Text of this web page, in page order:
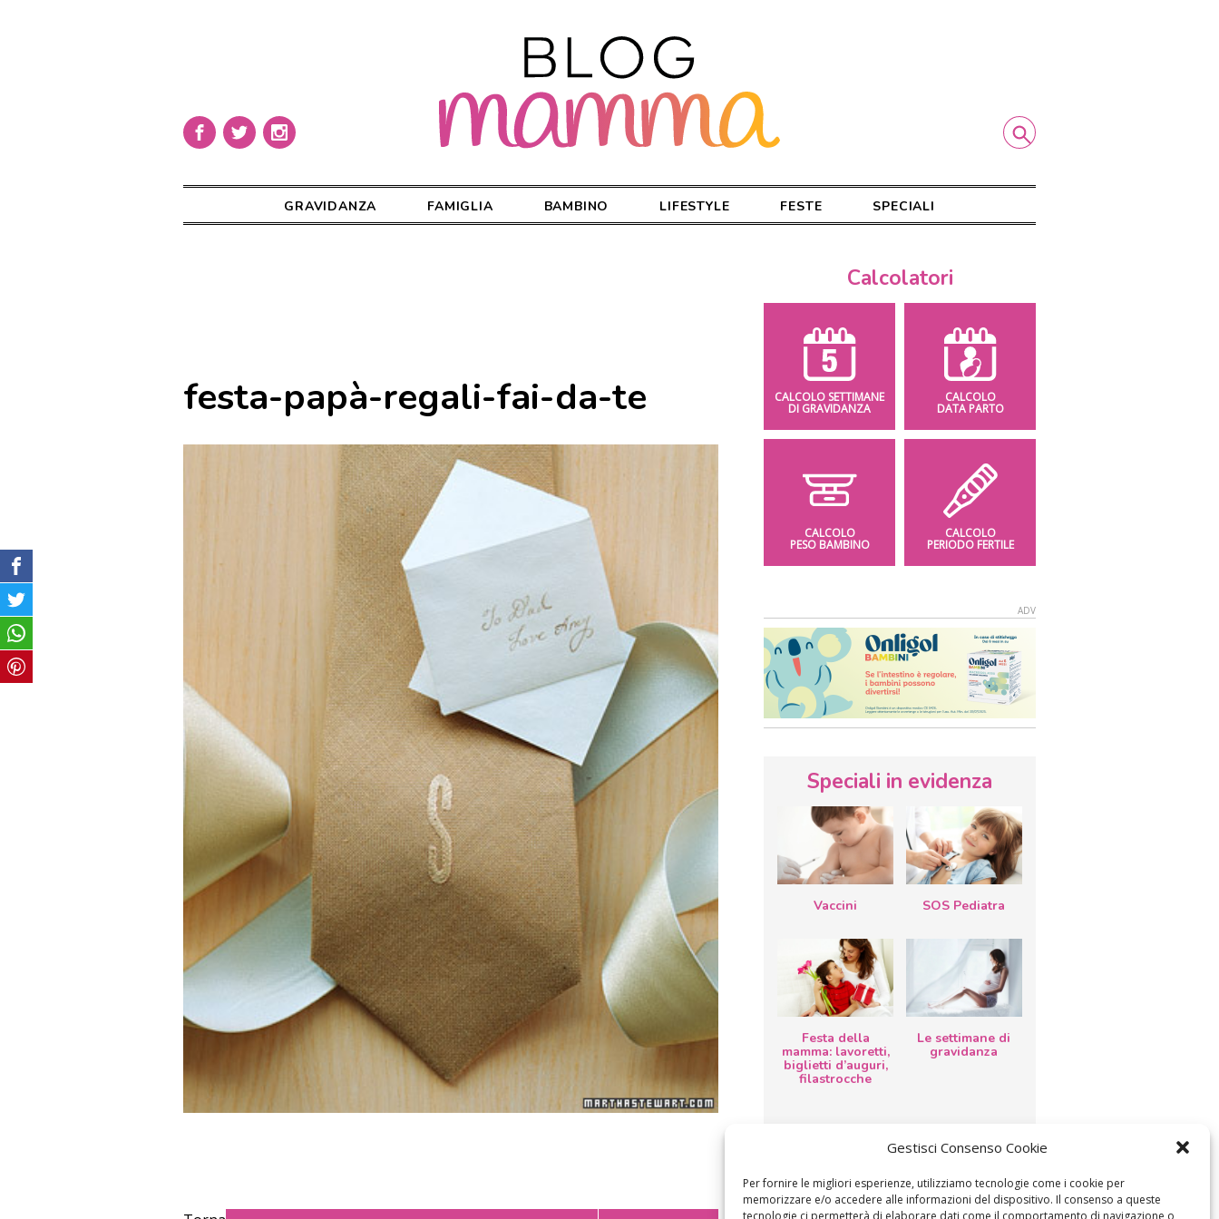
Gestisci Consenso Cookie
Per fornire le migliori esperienze, utilizziamo tecnologie come i cookie per
memorizzare e/o accedere alle informazioni del dispositivo. Il consenso a queste
tecnologie ci permetterà di elaborare dati come il comportamento di navigazione o
GRAVIDANZA FAMIGLIA BAMBINO LIFESTYLE FESTE SPECIALI
festa-papà-regali-fai-da-te
Calcolatori
CALCOLO SETTIMANE
DI GRAVIDANZA
CALCOLO
DATA PARTO
CALCOLO
PESO BAMBINO
CALCOLO
PERIODO FERTILE
Speciali in evidenza
Vaccini SOS Pediatra
Festa della
mamma: lavoretti,
biglietti d’auguri,
filastrocche
Le settimane di
gravidanza